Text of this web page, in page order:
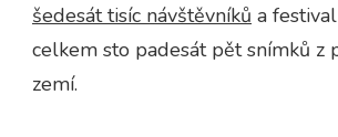
šedesát tisíc návštěvníků a
celkem sto padesát pět snímků z
zemí.